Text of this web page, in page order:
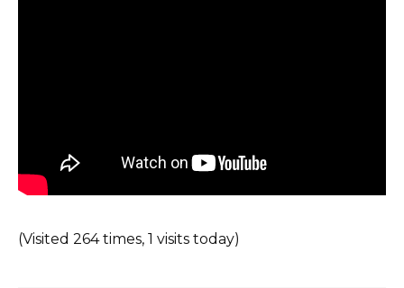
(Visited 264 times, 1 visits today)